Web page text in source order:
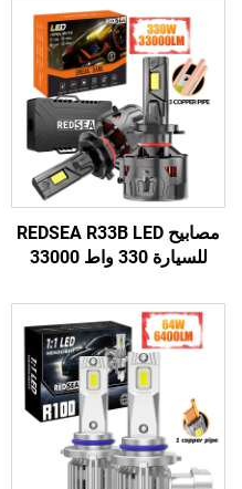
مصابيح REDSEA R33B LED
للسيارة 330 واط 33000